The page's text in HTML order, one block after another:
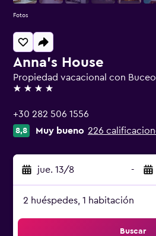
Anna's House
Propiedad vacacional con Buceo
4 estrellas
+30 282 506 1556
8,8 Muy bueno 226
jue. 13/8 -
2 huéspedes, 1 habitación
Buscar
Fotos